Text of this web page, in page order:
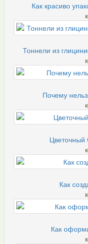
Как красиво
Тоннели из
Почему
Цветочный
Как
Как